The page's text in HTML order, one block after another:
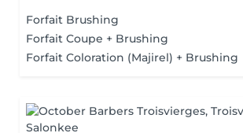
Forfait Brushing
Forfait Coupe + Brushing
Forfait Coloration (Majirel) + Brushing